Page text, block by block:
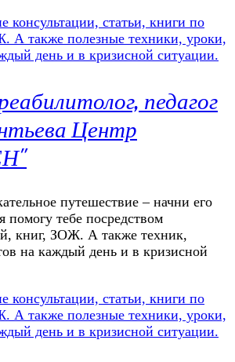
педагог
Центр
путешествие – начни его
помогу тебе посредством
книг, ЗОЖ. А также техник,
на каждый день и в кризисной